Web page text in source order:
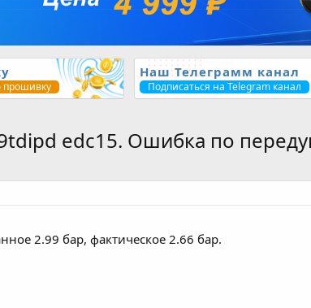
прошивку
Наш Телеграмм канал
Подписаться на Telegram канал
edc15. Ошибка по
2.99 бар, фактическое 2.66 бар.